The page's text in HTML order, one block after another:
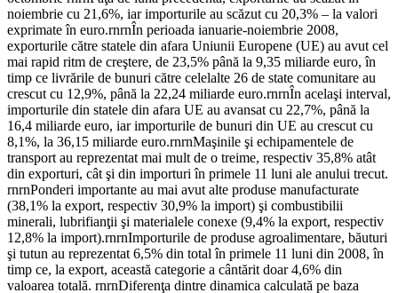
noiembrie cu 21,6%, iar importurile au scăzut cu 20,3% – la valori
exprimate în euro.rnrnÎn perioada ianuarie-noiembrie 2008,
exporturile către statele din afara Uniunii Europene (UE) au avut cel
mai rapid ritm de creştere, de 23,5% până la 9,35 miliarde euro, în
timp ce livrările de bunuri către celelalte 26 de state comunitare au
crescut cu 12,9%, până la 22,24 miliarde euro.rnrnÎn acelaşi interval,
importurile din statele din afara UE au avansat cu 22,7%, până la
16,4 miliarde euro, iar importurile de bunuri din UE au crescut cu
8,1%, la 36,15 miliarde euro.rnrnMaşinile şi echipamentele de
transport au reprezentat mai mult de o treime, respectiv 35,8% atât
din exporturi, cât şi din importuri în primele 11 luni ale anului trecut.
rnrnPonderi importante au mai avut alte produse manufacturate
(38,1% la export, respectiv 30,9% la import) şi combustibilii
minerali, lubrifianţii şi materialele conexe (9,4% la export, respectiv
12,8% la import).rnrnImporturile de produse agroalimentare, băuturi
şi tutun au reprezentat 6,5% din total în primele 11 luni din 2008, în
timp ce, la export, această categorie a cântărit doar 4,6% din
valoarea totală. rnrnDiferenţa dintre dinamica calculată pe baza